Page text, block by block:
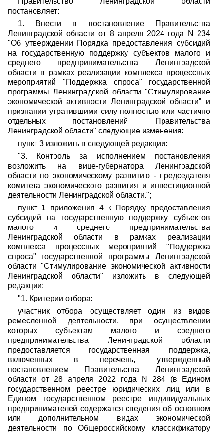
постановляет:
1. Внести в постановление Правительства
Ленинградской области от 8 апреля 2024 года N 234
"Об утверждении Порядка предоставления субсидий
на государственную поддержку субъектов малого и
среднего предпринимательства Ленинградской
области в рамках реализации комплекса процессных
мероприятий "Поддержка спроса" государственной
программы Ленинградской области "Стимулирование
экономической активности Ленинградской области" и
признании утратившими силу полностью или частично
отдельных постановлений Правительства
Ленинградской области" следующие изменения:
пункт 3 изложить в следующей редакции:
"3. Контроль за исполнением постановления
возложить на вице-губернатора Ленинградской
области по экономическому развитию - председателя
комитета экономического развития и инвестиционной
деятельности Ленинградской области.";
пункт 1 приложения 4 к Порядку предоставления
субсидий на государственную поддержку субъектов
малого и среднего предпринимательства
Ленинградской области в рамках реализации
комплекса процессных мероприятий "Поддержка
спроса" государственной программы Ленинградской
области "Стимулирование экономической активности
Ленинградской области" изложить в следующей
редакции:
"1. Критерии отбора:
участник отбора осуществляет один из видов
ремесленной деятельности, при осуществлении
которых субъектам малого и среднего
предпринимательства Ленинградской области
предоставляется государственная поддержка,
включенных в перечень, утвержденный
постановлением Правительства Ленинградской
области от 28 апреля 2022 года N 284 (в Едином
государственном реестре юридических лиц или в
Едином государственном реестре индивидуальных
предпринимателей содержатся сведения об основном
или дополнительном видах экономической
деятельности по Общероссийскому классификатору